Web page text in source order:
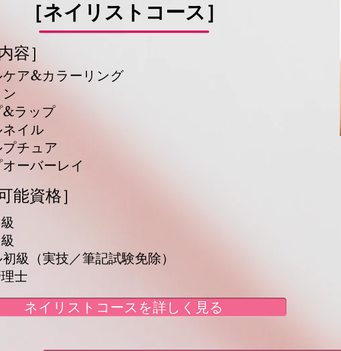
​［ネイリストコース］
容］
ケア&カラーリング
&ラップ
ネイル
プチュア
オーバーレイ
能資格］
級（実技／筆記試験免除）
士
ネイリストコースを詳しく見る